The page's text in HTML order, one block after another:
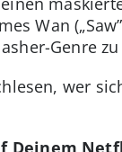
Wan
Genre
wer
Deinem